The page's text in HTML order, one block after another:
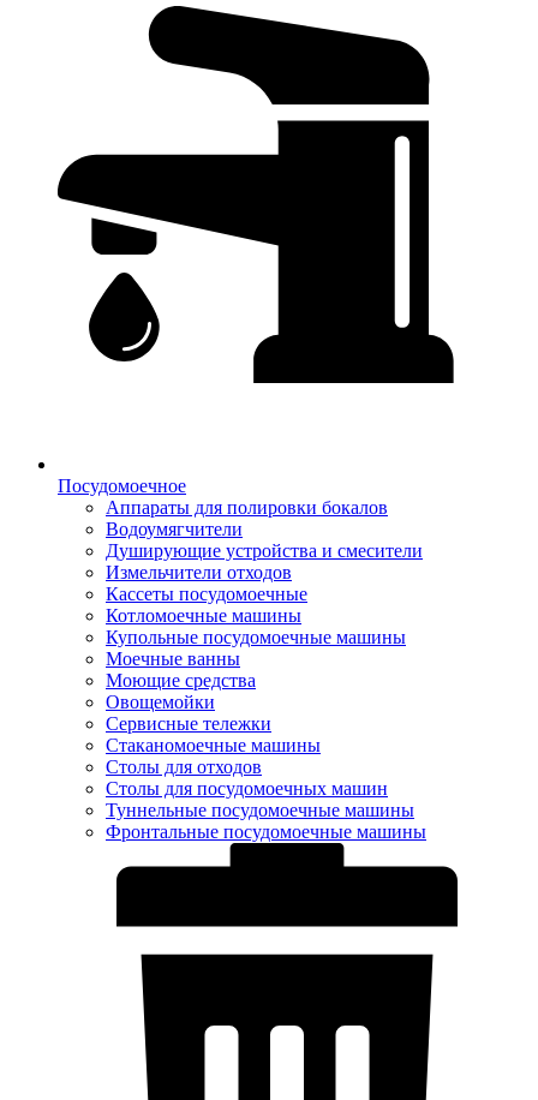
Посудомоечное
Аппараты для полировки бокалов
Водоумягчители
Душирующие устройства и смесители
Измельчители отходов
Кассеты посудомоечные
Котломоечные машины
Купольные посудомоечные машины
Моечные ванны
Моющие средства
Овощемойки
Сервисные тележки
Стаканомоечные машины
Столы для отходов
Столы для посудомоечных машин
Туннельные посудомоечные машины
Фронтальные посудомоечные машины